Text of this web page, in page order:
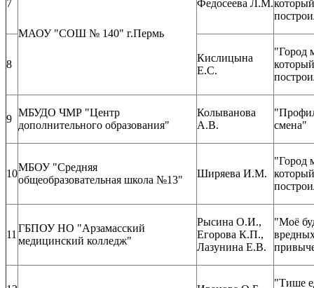
7
МАОУ "СОШ № 140" г.Пермь
Федосеева Л.М.который
8
Кислицына
Е.С.
"Город
который
9
МБУДО ЧМР "Центр
дополнительного образования"
Колыванова
А.В.
смена"
10
МБОУ "Средняя
общеобразовательная школа №13"
Ширяева И.М.
"Город
который
11
ГБПОУ НО "Арзамасский
медицинский колледж"
Рысина О.И.,
Егорова К.П.,
Лазунина Е.В.
"Моё
"Тише